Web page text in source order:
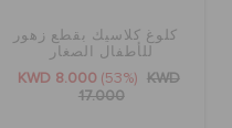
كلوغ كلاسيك بقطع زهور
للأطفال الصغار
KWD 8.000 (53%)
KWD
17.000